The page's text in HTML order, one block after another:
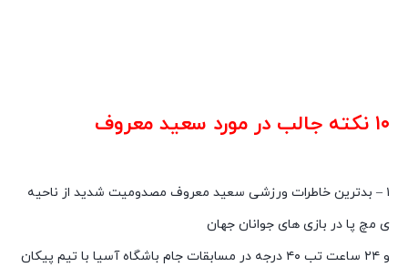
۱۰ نکته جالب در مورد سعید معروف
۱ – بدترین خاطرات ورزشی سعید معروف مصدومیت شدید از ناحیه
ی مچ پا در بازی های جوانان جهان
و ۲۴ ساعت تب ۴۰ درجه در مسابقات جام باشگاه آسیا با تیم پیکان